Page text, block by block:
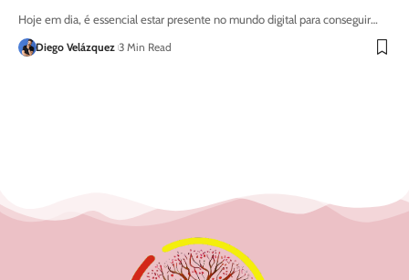
Hoje em dia, é essencial estar presente no mundo digital para conseguir…
Diego Velázquez 3 Min Read